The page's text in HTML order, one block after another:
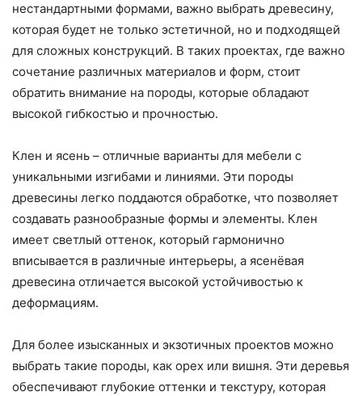
нестандартными формами, важно выбрать древесину,
которая будет не только эстетичной, но и подходящей
для сложных конструкций. В таких проектах, где важно
сочетание различных материалов и форм, стоит
обратить внимание на породы, которые обладают
высокой гибкостью и прочностью.
Клен и ясень – отличные варианты для мебели с
уникальными изгибами и линиями. Эти породы
древесины легко поддаются обработке, что позволяет
создавать разнообразные формы и элементы. Клен
имеет светлый оттенок, который гармонично
вписывается в различные интерьеры, а ясенёвая
древесина отличается высокой устойчивостью к
деформациям.
Для более изысканных и экзотичных проектов можно
выбрать такие породы, как орех или вишня. Эти деревья
обеспечивают глубокие оттенки и текстуру, которая